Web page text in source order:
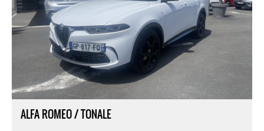
ALFA ROMEO / TONALE